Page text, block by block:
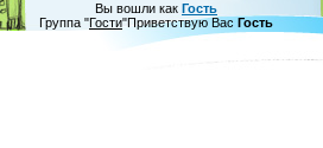
Вы вошли как Гость
Группа "Гости"Приветствую Вас Гость